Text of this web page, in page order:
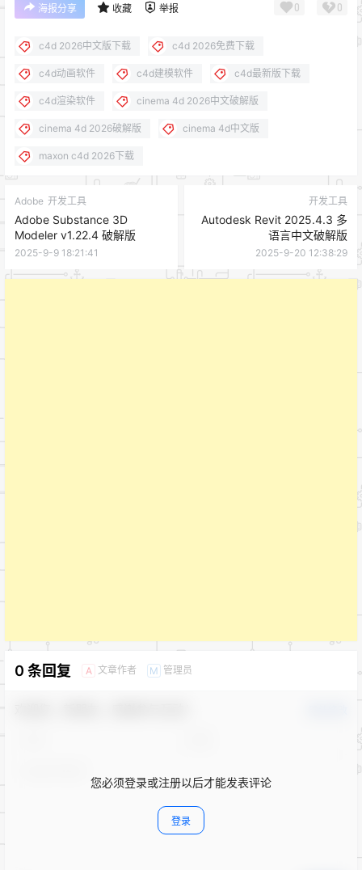
海报分享 收藏 举报 0 0
c4d 2026中文版下载 c4d 2026免费下载
c4d动画软件 c4d建模软件 c4d最新版下载
c4d渲染软件 cinema 4d 2026中文破解版
cinema 4d 2026破解版 cinema 4d中文版
maxon c4d 2026下载
Adobe 开发工具
Adobe Substance 3D
Modeler v1.22.4 破解版
2025-9-9 18:21:41
开发工具
Autodesk Revit 2025.4.3 多
语言中文破解版
2025-9-20 12:38:29
0 条回复 A 文章作者 M 管理员
您必须登录或注册以后才能发表评论
登录